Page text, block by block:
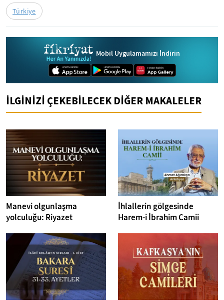
Türkiye
Mobil Uygulamamızı İndirin
İLGİNİZİ ÇEKEBİLECEK DİĞER MAKALELER
Manevi olgunlaşma
yolculuğu: Riyazet
İhlallerin gölgesinde
Harem-i İbrahim Camii